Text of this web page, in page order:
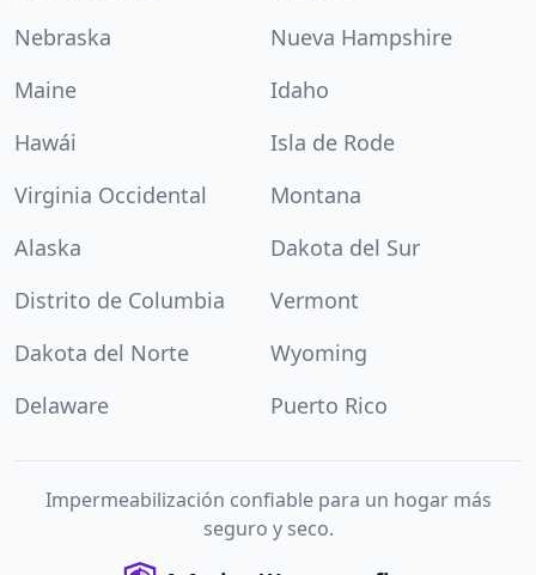
Nebraska
Nueva Hampshire
Maine
Idaho
Hawái
Isla de Rode
Virginia Occidental
Montana
Alaska
Dakota del Sur
Distrito de Columbia
Vermont
Dakota del Norte
Wyoming
Delaware
Puerto Rico
Impermeabilización confiable para un hogar más
seguro y seco.